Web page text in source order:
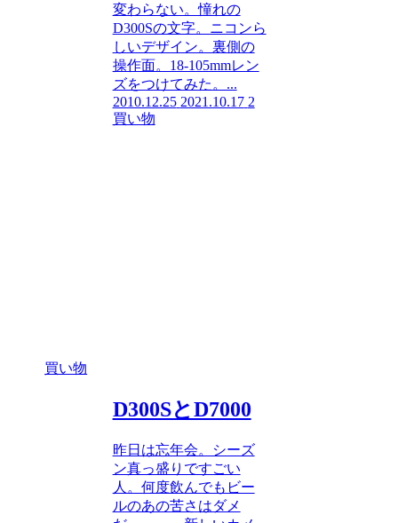
変わらない。憧れの
D300Sの文字。ニコンら
しいデザイン。裏側の
操作面。18-105mmレン
ズをつけてみた。...
2010.12.25 2021.10.17 2
買い物
買い物
D300SとD7000
昨日は忘年会。シーズ
ン真っ盛りですごい
人。何度飲んでもビー
ルのあの苦さはダメ